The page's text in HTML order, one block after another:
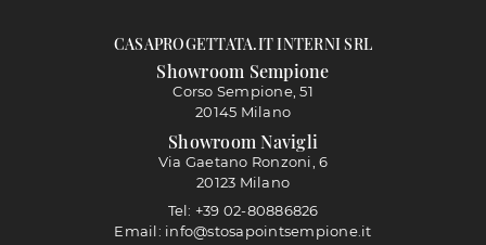
CASAPROGETTATA.IT INTERNI SRL
Showroom Sempione
Corso Sempione, 51
20145 Milano
Showroom Navigli
Via Gaetano Ronzoni, 6
20123 Milano
Tel: +39 02-80886826
Email: info@stosapointsempione.it